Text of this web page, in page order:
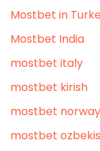
Mostbet in
Mostbet India
mostbet italy
mostbet kirish
mostbet norway
mostbet